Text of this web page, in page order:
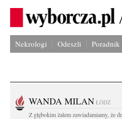
Nekrologi Odeszli
WANDA MILAN ŁÓDŹ
Z głębokim żalem zawiadamiamy, że